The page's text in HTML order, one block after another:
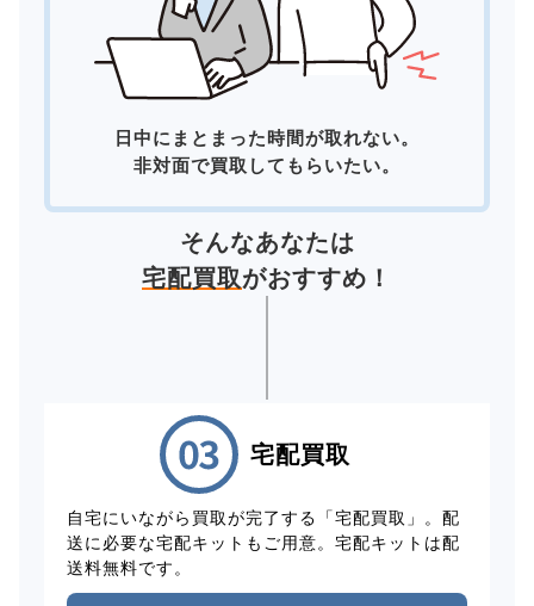
日中にまとまった時間が取れない。
非対面で買取してもらいたい。
そんなあなたは
宅配買取がおすすめ！
宅配買取
自宅にいながら買取が完了する「宅配買取」。配
送に必要な宅配キットもご用意。宅配キットは配
送料無料です。